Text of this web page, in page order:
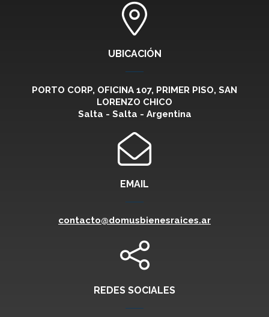
UBICACIÓN
PORTO CORP, OFICINA 107, PRIMER PISO, SAN
LORENZO CHICO
Salta - Salta - Argentina
EMAIL
contacto@domusbienesraices.ar
REDES SOCIALES